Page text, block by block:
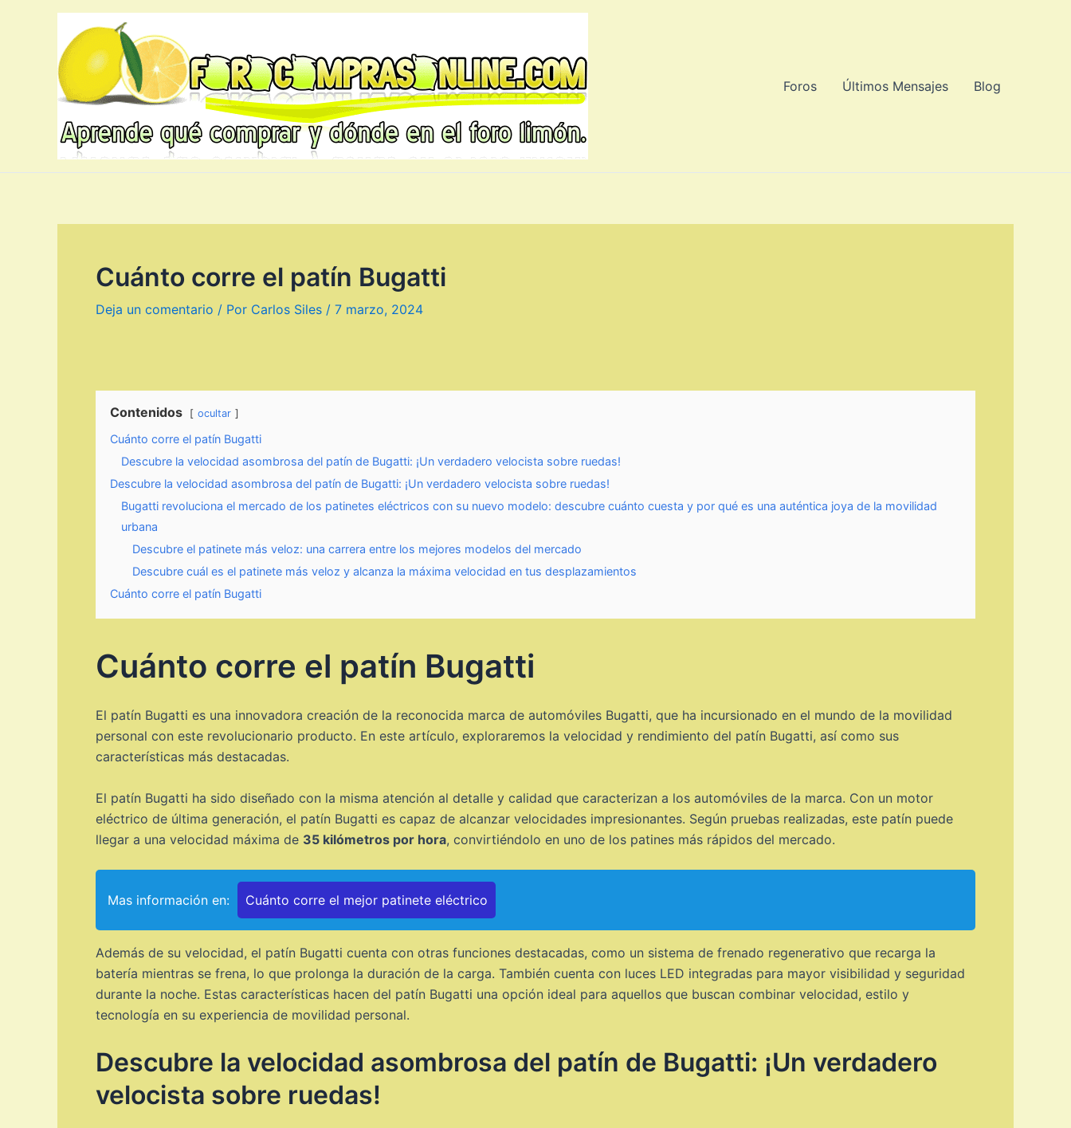
Foros Últimos Mensajes Blog
Cuánto corre el patín Bugatti
Deja un comentario / Por Carlos Siles / 7 marzo, 2024
Contenidos ocultar
Cuánto corre el patín Bugatti
Descubre la velocidad asombrosa del patín de Bugatti: ¡Un verdadero velocista sobre ruedas!
Descubre la velocidad asombrosa del patín de Bugatti: ¡Un verdadero velocista sobre ruedas!
Bugatti revoluciona el mercado de los patinetes eléctricos con su nuevo modelo: descubre cuánto cuesta y por qué es una auténtica joya de la movilidad
urbana
Descubre el patinete más veloz: una carrera entre los mejores modelos del mercado
Descubre cuál es el patinete más veloz y alcanza la máxima velocidad en tus desplazamientos
Cuánto corre el patín Bugatti
Cuánto corre el patín Bugatti
El patín Bugatti es una innovadora creación de la reconocida marca de automóviles Bugatti, que ha incursionado en el mundo de la movilidad
personal con este revolucionario producto. En este artículo, exploraremos la velocidad y rendimiento del patín Bugatti, así como sus
características más destacadas.
El patín Bugatti ha sido diseñado con la misma atención al detalle y calidad que caracterizan a los automóviles de la marca. Con un motor
eléctrico de última generación, el patín Bugatti es capaz de alcanzar velocidades impresionantes. Según pruebas realizadas, este patín puede
llegar a una velocidad máxima de 35 kilómetros por hora, convirtiéndolo en uno de los patines más rápidos del mercado.
Mas información en: Cuánto corre el mejor patinete eléctrico
Además de su velocidad, el patín Bugatti cuenta con otras funciones destacadas, como un sistema de frenado regenerativo que recarga la
batería mientras se frena, lo que prolonga la duración de la carga. También cuenta con luces LED integradas para mayor visibilidad y seguridad
durante la noche. Estas características hacen del patín Bugatti una opción ideal para aquellos que buscan combinar velocidad, estilo y
tecnología en su experiencia de movilidad personal.
Descubre la velocidad asombrosa del patín de Bugatti: ¡Un verdadero
velocista sobre ruedas!